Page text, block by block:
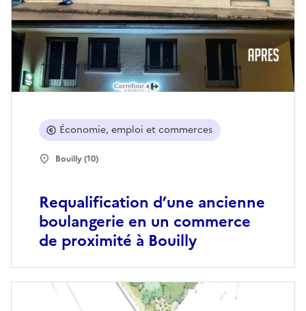
Requalification d’une ancienne
boulangerie en un commerce
de proximité à Bouilly
Économie, emploi et commerces
Bouilly (10)